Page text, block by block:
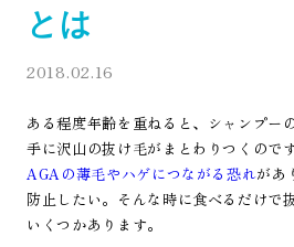
とは
2018.02.16
ある程度年齢を重ねると、シャンプー
手に沢山の抜け毛がまとわりつくので
AGAの薄毛やハゲにつながる恐れがあ
防止したい。そんな時に食べるだけで
いくつかあります。